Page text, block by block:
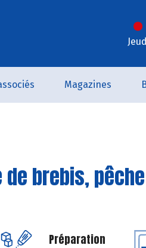
Magazines
brebis,
Préparation